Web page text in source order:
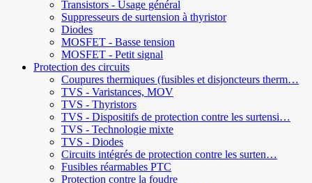
Transistors - Usage général
Suppresseurs de surtension à thyristor
Diodes
MOSFET - Basse tension
MOSFET - Petit signal
Protection des circuits
Coupures thermiques (fusibles et disjoncteurs therm…
TVS - Varistances, MOV
TVS - Thyristors
TVS - Dispositifs de protection contre les surtensi…
TVS - Technologie mixte
TVS - Diodes
Circuits intégrés de protection contre les surten…
Fusibles réarmables PTC
Protection contre la foudre